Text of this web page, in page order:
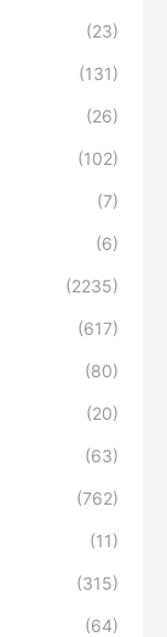
(23)
(131)
(26)
(102)
(7)
(6)
(2235)
(617)
(80)
(20)
(63)
(762)
(11)
(315)
(64)